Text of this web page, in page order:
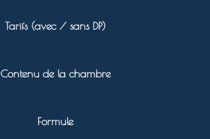
Tarifs (avec / sans DP)
Contenu de la chambre
Formule